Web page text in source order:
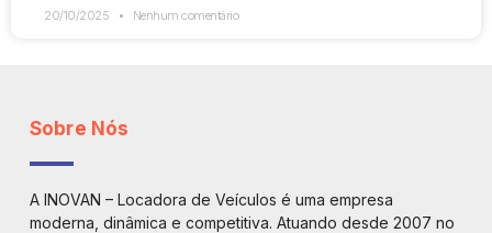
20/10/2025 Nenhum comentário
Sobre Nós
A INOVAN – Locadora de Veículos é uma empresa
moderna, dinâmica e competitiva. Atuando desde 2007 no